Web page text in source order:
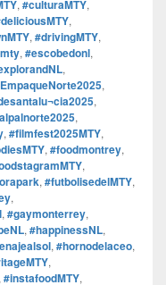
, #culturaMTY,
,
, #drivingMTY,
, #escobedonl,
,
,
,
,
, #filmfest2025MTY,
, #foodmontrey,
,
, #futbolisedelMTY,
,
, #gaymonterrey,
, #happinessNL,
, #hornodelaceo,
,
#instafoodMTY,